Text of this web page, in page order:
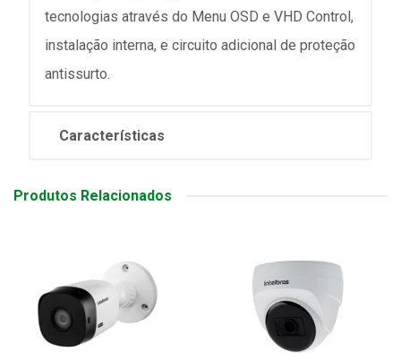
tecnologias através do Menu OSD e VHD Control,
instalação interna, e circuito adicional de proteção
antissurto.
Características
Produtos Relacionados